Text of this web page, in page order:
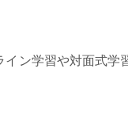
ン学習や対面式